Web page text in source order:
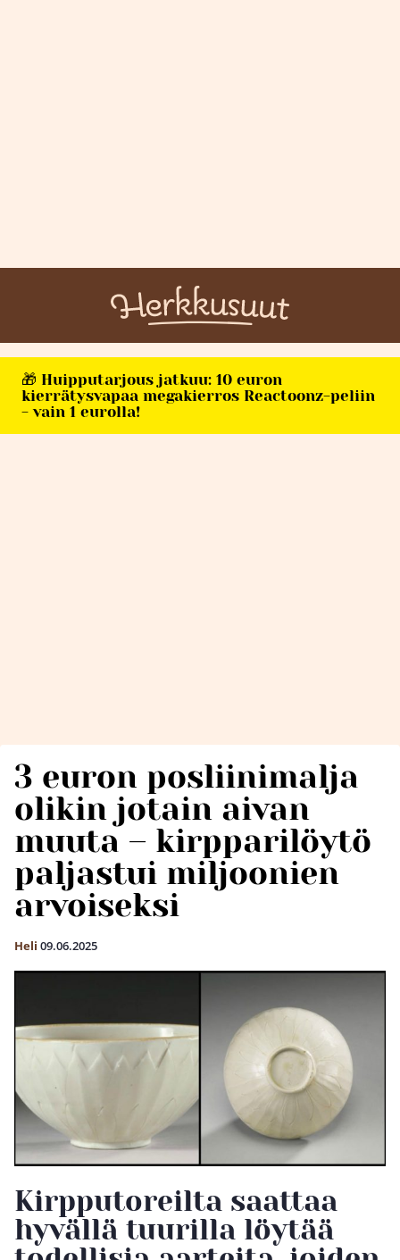
🎁 Huipputarjous jatkuu: 10 euron
kierrätysvapaa megakierros Reactoonz-peliin
- vain 1 eurolla!
3 euron posliinimalja
olikin jotain aivan
muuta – kirpparilöytö
paljastui miljoonien
arvoiseksi
Heli 09.06.2025
Kirpputoreilta saattaa
hyvällä tuurilla löytää